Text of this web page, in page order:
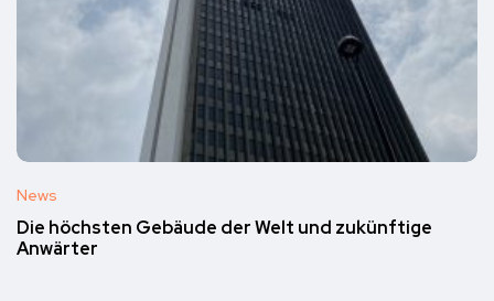
News
Die höchsten Gebäude der Welt und zukünftige
Anwärter